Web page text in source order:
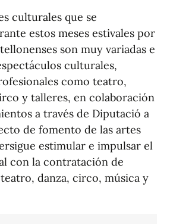
culturales que se
estos meses estivales por
son muy variadas e
culturales,
como teatro,
y talleres, en colaboración
a través de Diputació a
de fomento de las artes
estimular e impulsar el
con la contratación de
danza, circo, música y